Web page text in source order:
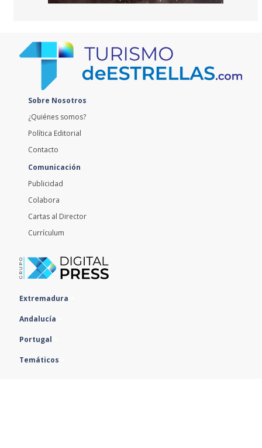
Sobre Nosotros
¿Quiénes somos?
Política Editorial
Contacto
Comunicación
Publicidad
Colabora
Cartas al Director
Currículum
Extremadura
Andalucía
Portugal
Temáticos